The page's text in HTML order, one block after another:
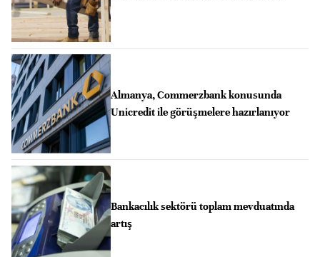
Almanya, Commerzbank konusunda
Unicredit ile görüşmelere hazırlanıyor
Bankacılık sektörü toplam mevduatında
artış